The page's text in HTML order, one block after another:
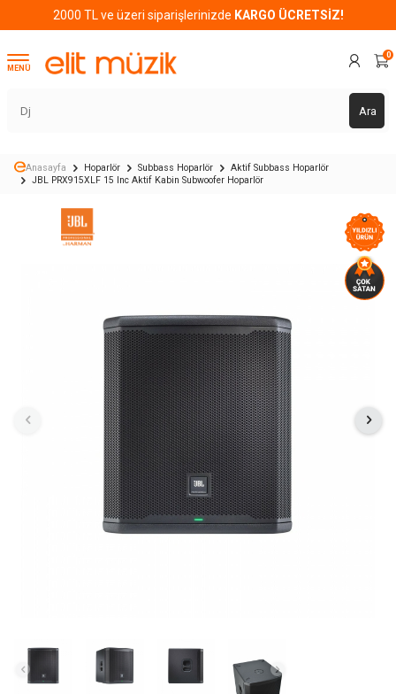
2000 TL ve üzeri siparişlerinizde KARGO ÜCRETSİZ!
MENÜ
Ara
0
Anasayfa Hoparlör Subbass Hoparlör
Aktif Subbass Hoparlör
JBL PRX915XLF 15 Inc Aktif Kabin Subwoofer Hoparlör